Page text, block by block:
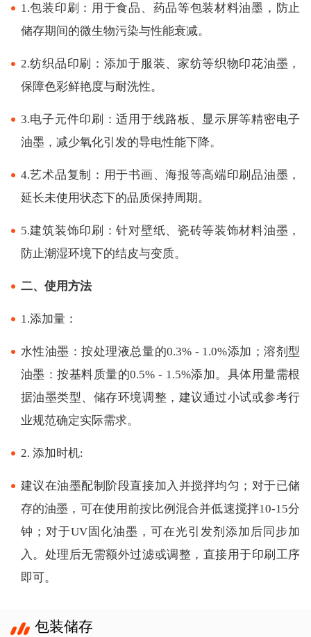
1.包装印刷：用于食品、药品等包装材料油墨，防止
储存期间的微生物污染与性能衰减。
2.纺织品印刷：添加于服装、家纺等织物印花油墨，
保障色彩鲜艳度与耐洗性。
3.电子元件印刷：适用于线路板、显示屏等精密电子
油墨，减少氧化引发的导电性能下降。
4.艺术品复制：用于书画、海报等高端印刷品油墨，
延长未使用状态下的品质保持周期。
5.建筑装饰印刷：针对壁纸、瓷砖等装饰材料油墨，
防止潮湿环境下的结皮与变质。
二、使用方法
1.添加量：
水性油墨：按处理液总量的0.3% - 1.0%添加；溶剂型
油墨：按基料质量的0.5% - 1.5%添加。具体用量需根
据油墨类型、储存环境调整，建议通过小试或参考行
业规范确定实际需求。
2. 添加时机:
建议在油墨配制阶段直接加入并搅拌均匀；对于已储
存的油墨，可在使用前按比例混合并低速搅拌10-15分
钟；对于UV固化油墨，可在光引发剂添加后同步加
入。处理后无需额外过滤或调整，直接用于印刷工序
即可。
包装储存